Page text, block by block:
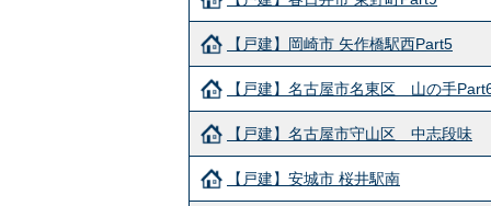
【戸建】岡崎市 矢作橋駅西Part5
【戸建】名古屋市名東区 山の手
【戸建】名古屋市守山区 中志段味
【戸建】安城市 桜井駅南